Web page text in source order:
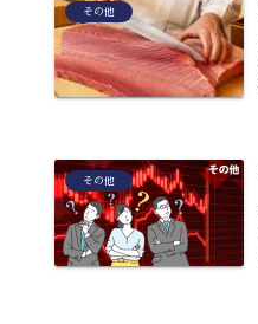
その他
その他